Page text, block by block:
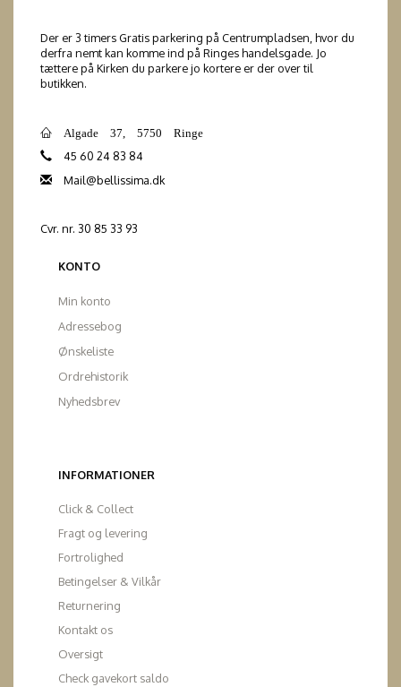
Der er 3 timers Gratis parkering på Centrumpladsen, hvor du
derfra nemt kan komme ind på Ringes handelsgade. Jo
tættere på Kirken du parkere jo kortere er der over til
butikken.
Algade 37, 5750 Ringe
45 60 24 83 84
Mail@bellissima.dk
Cvr. nr. 30 85 33 93
KONTO
Min konto
Adressebog
Ønskeliste
Ordrehistorik
Nyhedsbrev
INFORMATIONER
Click & Collect
Fragt og levering
Fortrolighed
Betingelser & Vilkår
Returnering
Kontakt os
Oversigt
Check gavekort saldo